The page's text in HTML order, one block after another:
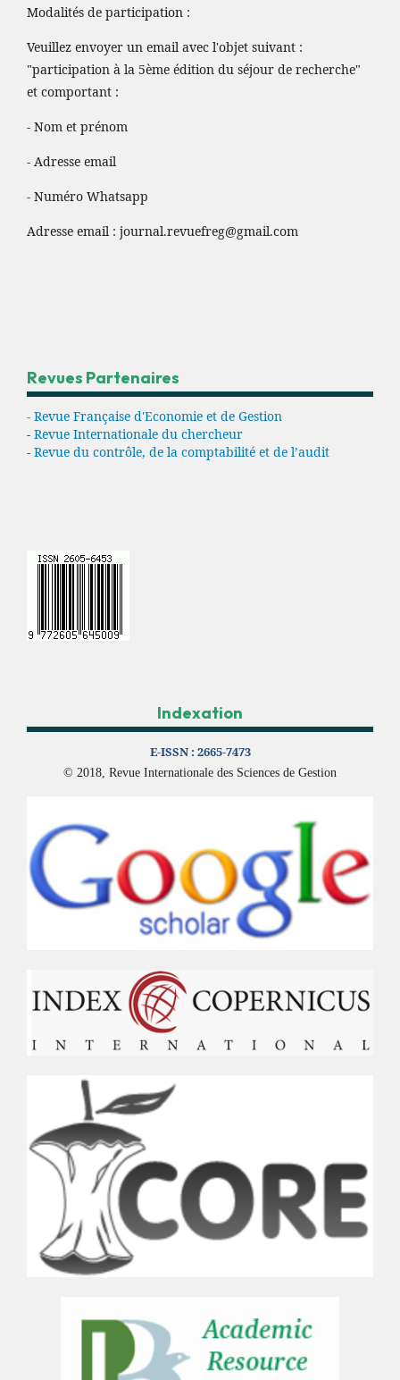
Modalités de participation :
Veuillez envoyer un email avec l'objet suivant :
"participation à la 5ème édition du séjour de recherche"
et comportant :
- Nom et prénom
- Adresse email
- Numéro Whatsapp
Adresse email : journal.revuefreg@gmail.com
Revues Partenaires
- Revue Française d'Economie et de Gestion
- Revue Internationale du chercheur
- Revue du contrôle, de la comptabilité et de l’audit
Indexation
E-ISSN : 2665-7473
© 2018, Revue Internationale des Sciences de Gestion